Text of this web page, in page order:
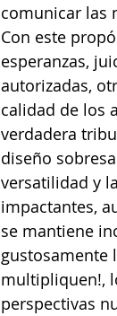
comunicar las
Con este
esperanzas,
autorizadas,
calidad de los
verdadera
diseño
versatilidad y
impactantes,
se mantiene
gustosamente
multipliquen!,
perspectivas